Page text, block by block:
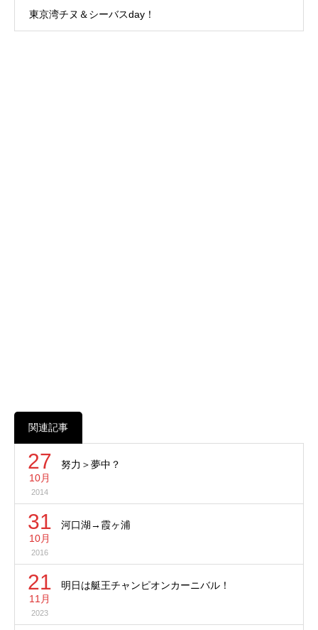
東京湾チヌ＆シーバスday！
関連記事
27
10月
2014
努力＞夢中？
31
10月
2016
河口湖→霞ヶ浦
21
11月
2023
明日は艇王チャンピオンカーニバル！